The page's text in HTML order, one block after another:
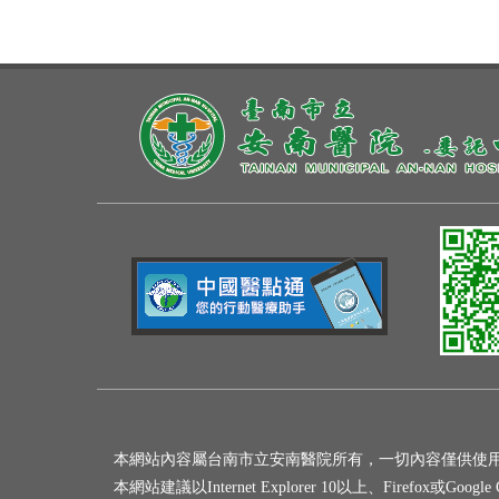
本網站內容屬台南市立安南醫院所有，一切內容僅供
本網站建議以Internet Explorer 10以上、Firefox或Google